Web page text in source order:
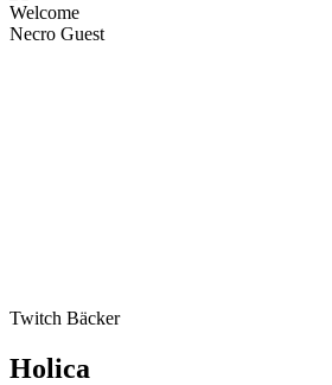
Welcome
Necro Guest
Twitch Bäcker
Holica